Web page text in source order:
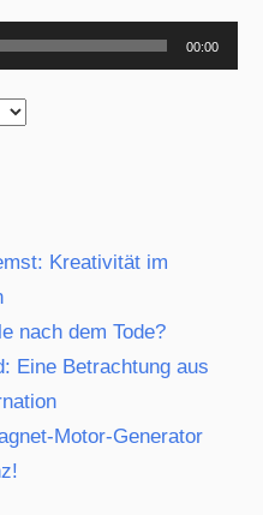
00:00
Kreativität im
nach dem Tode?
Eine Betrachtung aus
Motor-Generator